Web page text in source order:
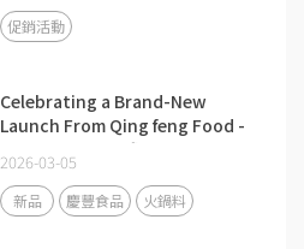
促銷活動
Celebrating a Brand-New
Launch From Qing feng Food -
Premium Cuttlefish Balls!🎉
2026-03-05
新品 慶豐食品 火鍋料